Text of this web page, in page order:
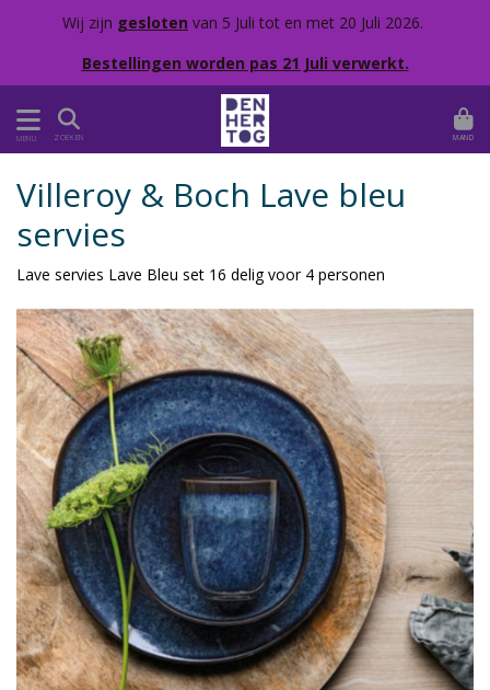
Wij zijn gesloten van 5 Juli tot en met 20 Juli 2026.
Bestellingen worden pas 21 Juli verwerkt.
MENU ZOEKEN MAND
Villeroy & Boch Lave bleu
servies
Lave servies Lave Bleu set 16 delig voor 4 personen